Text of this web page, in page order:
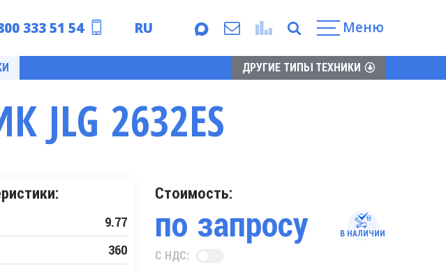
333 51 54
RU
EN
Меню
ДРУГИЕ ТИПЫ ТЕХНИКИ
2632ES
9.77
360
Стоимость:
по запросу В НАЛИЧИИ
С НДС: